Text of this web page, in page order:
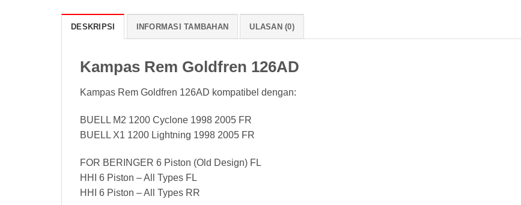
DESKRIPSI INFORMASI TAMBAHAN ULASAN (0)
Kampas Rem Goldfren 126AD
Kampas Rem Goldfren 126AD kompatibel dengan:
BUELL M2 1200 Cyclone 1998 2005 FR
BUELL X1 1200 Lightning 1998 2005 FR
FOR BERINGER 6 Piston (Old Design) FL
HHI 6 Piston – All Types FL
HHI 6 Piston – All Types RR